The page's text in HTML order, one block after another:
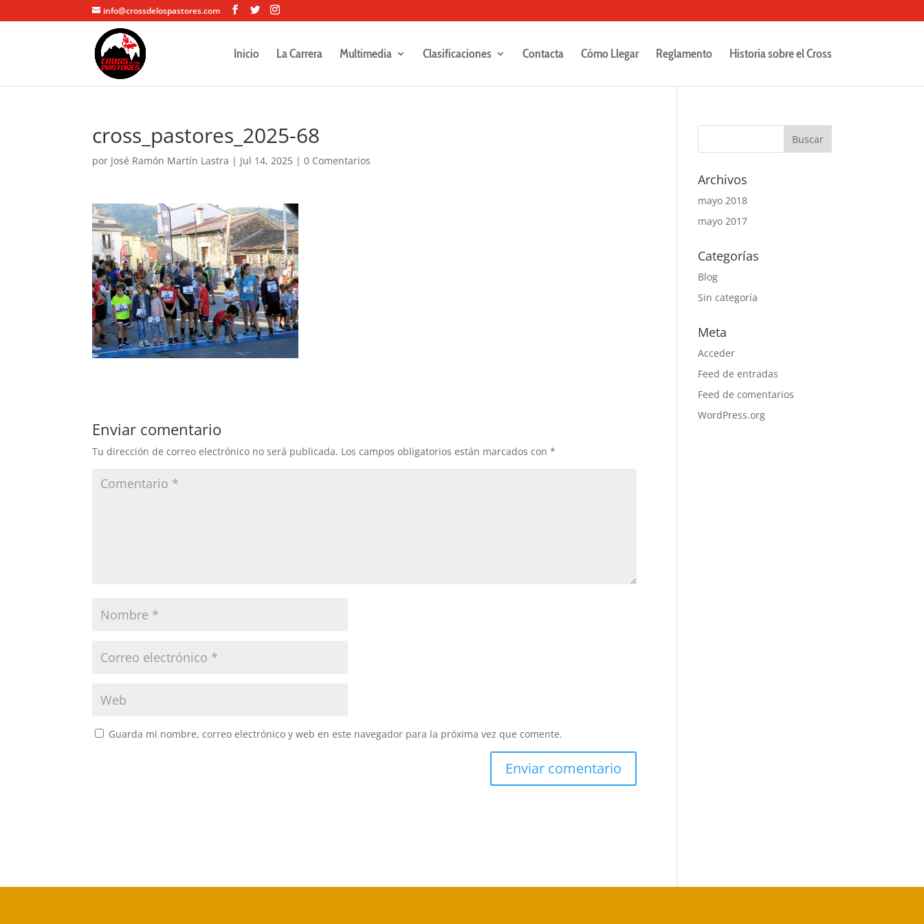
info@crossdelospastores.com
Inicio La Carrera Multimedia Clasificaciones Contacta Cómo Llegar Reglamento Historia sobre el Cross
cross_pastores_2025-68
por José Ramón Martín Lastra | Jul 14, 2025 |0 Comentarios
Enviar comentario
Tu dirección de correo electrónico no será publicada. Los campos obligatorios están marcados con*
Guarda mi nombre, correo electrónico y web en este navegador para la próxima vez que comente.
Archivos
mayo 2018
mayo 2017
Categorías
Blog
Sin categoría
Meta
Acceder
Feed de entradas
Feed de comentarios
WordPress.org